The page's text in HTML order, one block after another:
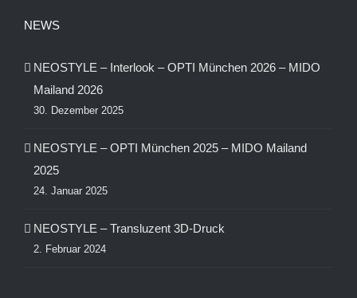
NEWS
NEOSTYLE – Interlook – OPTI München 2026 – MIDO
Mailand 2026
30. Dezember 2025
NEOSTYLE – OPTI München 2025 – MIDO Mailand
2025
24. Januar 2025
NEOSTYLE – Transluzent 3D-Druck
2. Februar 2024